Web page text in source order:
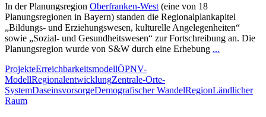
In der Planungsregion Oberfranken-West (eine von 18
Planungsregionen in Bayern) standen die Regionalplankapitel
„Bildungs- und Erziehungswesen, kulturelle Angelegenheiten“
sowie „Sozial- und Gesundheitswesen“ zur Fortschreibung an. Die
Planungsregion wurde von S&W durch eine Erhebung ...
ProjekteErreichbarkeitsmodellÖPNV-
ModellRegionalentwicklungZentrale-Orte-
SystemDaseinsvorsorgeDemografischer WandelRegionLändlicher
Raum